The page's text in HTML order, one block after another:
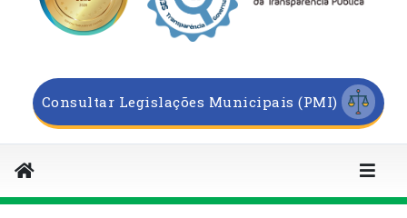
Consultar Legislações Municipais (PMI)